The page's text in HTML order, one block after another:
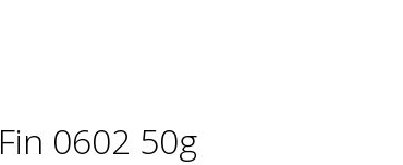
0602 50g